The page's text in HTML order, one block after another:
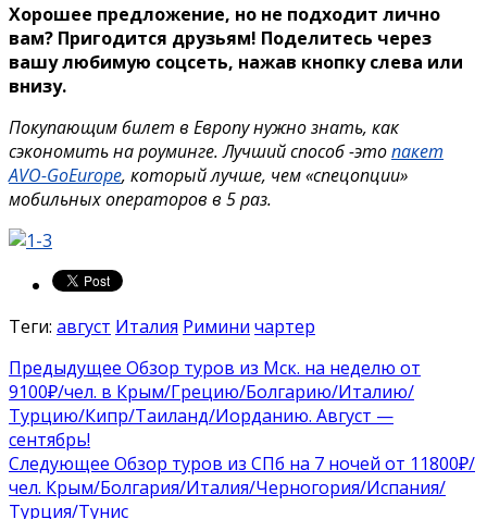
Хорошее предложение, но не подходит лично
вам? Пригодится друзьям! Поделитесь через
вашу любимую соцсеть, нажав кнопку слева или
внизу.
Покупающим билет в Европу нужно знать, как
сэкономить на роуминге. Лучший способ -этопакет
AVO-GoEurope, который лучше, чем «спецопции»
мобильных операторов в 5 раз.
Теги: август Италия Римини чартер
Предыдущее Обзор туров из Мск. на неделю от
9100₽/чел. в Крым/Грецию/Болгарию/Италию/
Турцию/Кипр/Таиланд/Иорданию. Август —
сентябрь!
Следующее Обзор туров из СПб на 7 ночей от 11800₽/
чел. Крым/Болгария/Италия/Черногория/Испания/
Турция/Тунис